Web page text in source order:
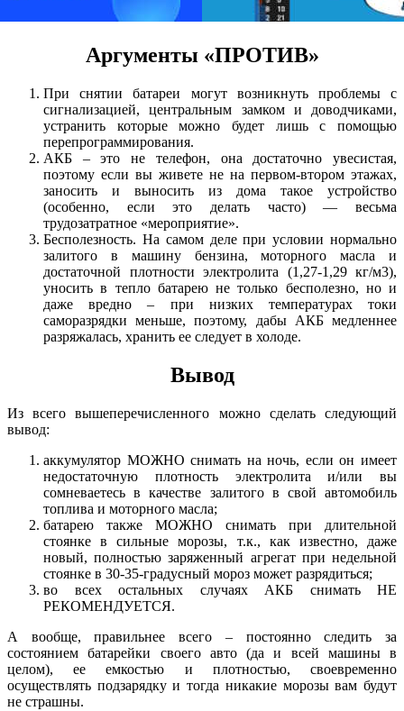
Аргументы «ПРОТИВ»
При снятии батареи могут возникнуть проблемы с
сигнализацией, центральным замком и доводчиками,
устранить которые можно будет лишь с помощью
перепрограммирования.
АКБ – это не телефон, она достаточно увесистая,
поэтому если вы живете не на первом-втором этажах,
заносить и выносить из дома такое устройство
(особенно, если это делать часто) — весьма
трудозатратное «мероприятие».
Бесполезность. На самом деле при условии нормально
залитого в машину бензина, моторного масла и
достаточной плотности электролита (1,27-1,29 кг/м3),
уносить в тепло батарею не только бесполезно, но и
даже вредно – при низких температурах токи
саморазрядки меньше, поэтому, дабы АКБ медленнее
разряжалась, хранить ее следует в холоде.
Вывод
Из всего вышеперечисленного можно сделать следующий
вывод:
аккумулятор МОЖНО снимать на ночь, если он имеет
недостаточную плотность электролита и/или вы
сомневаетесь в качестве залитого в свой автомобиль
топлива и моторного масла;
батарею также МОЖНО снимать при длительной
стоянке в сильные морозы, т.к., как известно, даже
новый, полностью заряженный агрегат при недельной
стоянке в 30-35-градусный мороз может разрядиться;
во всех остальных случаях АКБ снимать НЕ
РЕКОМЕНДУЕТСЯ.
А вообще, правильнее всего – постоянно следить за
состоянием батарейки своего авто (да и всей машины в
целом), ее емкостью и плотностью, своевременно
осуществлять подзарядку и тогда никакие морозы вам будут
не страшны.